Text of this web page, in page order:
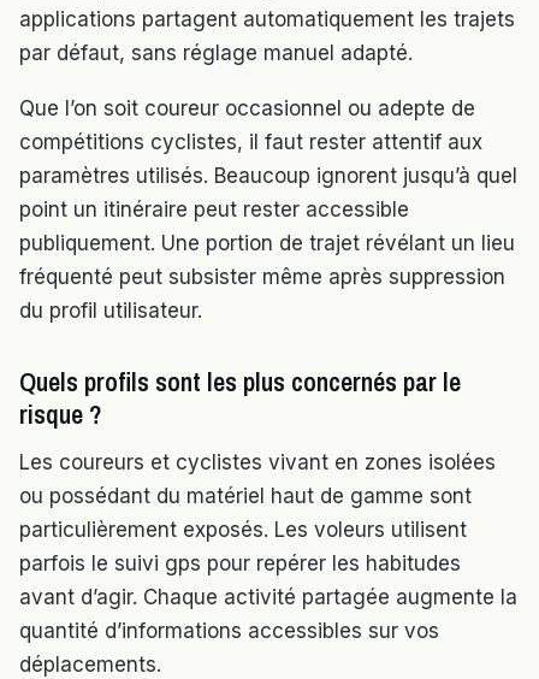
applications partagent automatiquement les trajets
par défaut, sans réglage manuel adapté.
Que l’on soit coureur occasionnel ou adepte de
compétitions cyclistes, il faut rester attentif aux
paramètres utilisés. Beaucoup ignorent jusqu’à quel
point un itinéraire peut rester accessible
publiquement. Une portion de trajet révélant un lieu
fréquenté peut subsister même après suppression
du profil utilisateur.
Quels profils sont les plus concernés par le
risque ?
Les coureurs et cyclistes vivant en zones isolées
ou possédant du matériel haut de gamme sont
particulièrement exposés. Les voleurs utilisent
parfois le suivi gps pour repérer les habitudes
avant d’agir. Chaque activité partagée augmente la
quantité d’informations accessibles sur vos
déplacements.